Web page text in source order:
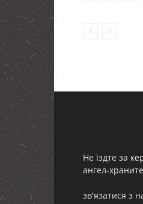
Не їздте за
ангел-
зв'язатися з